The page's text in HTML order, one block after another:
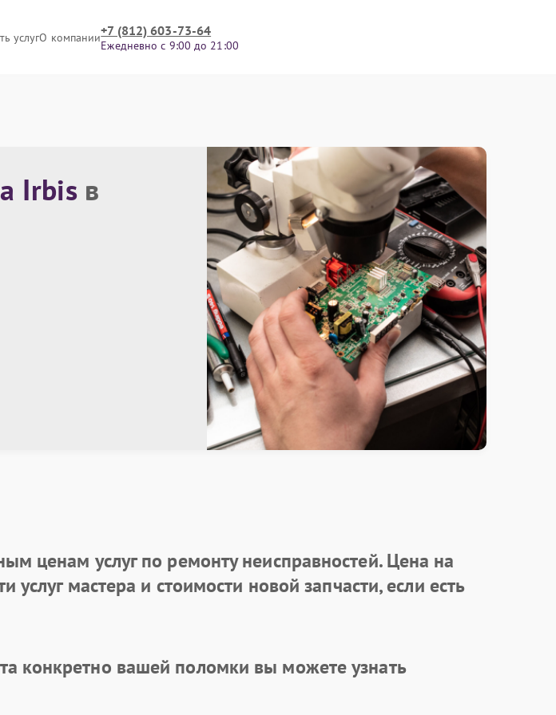
услугО компании+7 (812) 603-73-64
Ежедневно с 9:00 до 21:00
Irbis в
ценам услуг по ремонту неисправностей. Цена на
услуг мастера и стоимости новой запчасти, если есть
конкретно вашей поломки вы можете узнать